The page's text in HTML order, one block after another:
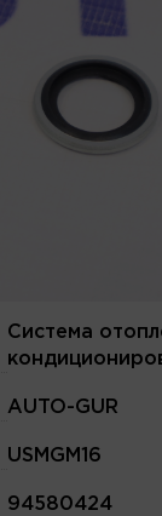
Система
AUTO-GUR
USMGM16
94580424